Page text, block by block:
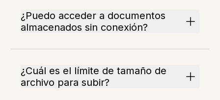
¿Puedo acceder a documentos
almacenados sin conexión?
¿Cuál es el límite de tamaño de
archivo para subir?